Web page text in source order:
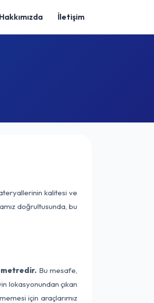
Hakkımızda İletişim
kalitesi ve
doğrultusunda, bu
Bu mesafe,
lokasyonundan çıkan
için araçlarımız